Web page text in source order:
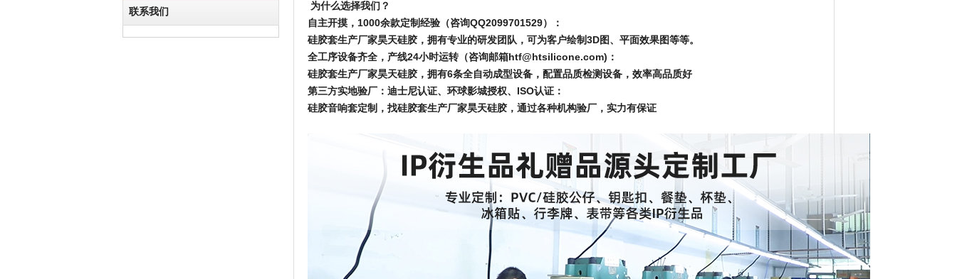
联系我们
为什么选择我们？
自主开摸，1000余款定制经验（咨询QQ2099701529）：
硅胶套生产厂家昊天硅胶，拥有专业的研发团队，可为客户绘制3D图、平面效果图等等。
全工序设备齐全，产线24小时运转（咨询邮箱htf@htsilicone.com)：
硅胶套生产厂家昊天硅胶，拥有6条全自动成型设备，配置品质检测设备，效率高品质好
第三方实地验厂：迪士尼认证、环球影城授权、ISO认证：
硅胶音响套定制，找硅胶套生产厂家昊天硅胶，通过各种机构验厂，实力有保证